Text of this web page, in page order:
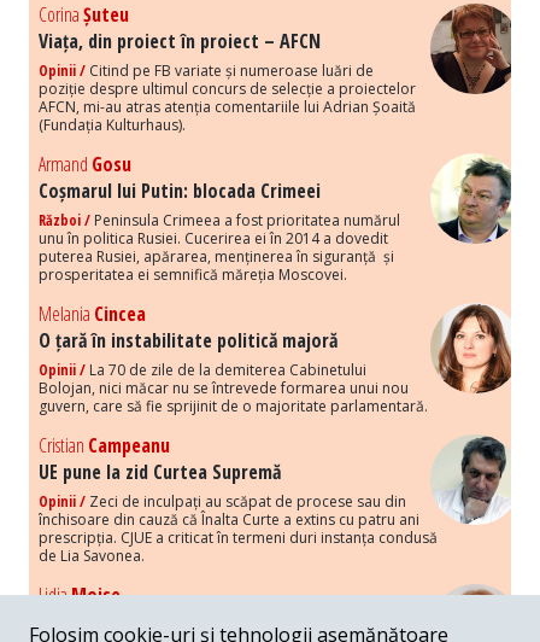
CorinaȘuteu
Viața, din proiect în proiect – AFCN
Opinii / Citind pe FB variate și numeroase luări de
poziție despre ultimul concurs de selecție a proiectelor
AFCN, mi-au atras atenția comentariile lui Adrian Șoaită
(Fundația Kulturhaus).
Armand Gosu
Coșmarul lui Putin: blocada Crimeei
Război / Peninsula Crimeea a fost prioritatea numărul
unu în politica Rusiei. Cucerirea ei în 2014 a dovedit
puterea Rusiei, apărarea, menținerea în siguranță și
prosperitatea ei semnifică măreția Moscovei.
Melania Cincea
O țară în instabilitate politică majoră
Opinii / La 70 de zile de la demiterea Cabinetului
Bolojan, nici măcar nu se întrevede formarea unui nou
guvern, care să fie sprijinit de o majoritate parlamentară.
Cristian Campeanu
UE pune la zid Curtea Supremă
Opinii / Zeci de inculpați au scăpat de procese sau din
închisoare din cauză că Înalta Curte a extins cu patru ani
prescripția. CJUE a criticat în termeni duri instanța condusă
de Lia Savonea.
LidiaMoise
Costurile economice ale haosului politic
Folosim cookie-uri și tehnologii asemănătoare